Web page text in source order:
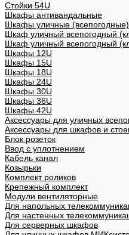
Стойки 54U
Шкафы антивандальные
Шкафы уличные (всепогодные)
Шкаф уличный всепогодный
Шкаф уличный всепогодный
Шкафы 12U
Шкафы 15U
Шкафы 18U
Шкафы 24U
Шкафы 30U
Шкафы 36U
Шкафы 42U
Аксессуары для уличных
Аксессуары для шкафов и
Блок розеток
Ввод с уплотнением
Кабель канал
Козырьки
Комплект роликов
Крепежный комплект
Модули вентиляторные
Для напольных
Для настенных
Для серверных шкафов